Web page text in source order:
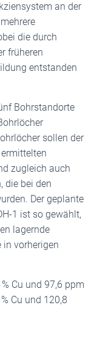
an der
die durch
früheren
entstanden
Bohrstandorte
sollen der
zugleich auch
die bei den
Der geplante
1 ist so gewählt,
lagernde
in vorherigen
Cu und 97,6 ppm
Cu und 120,8